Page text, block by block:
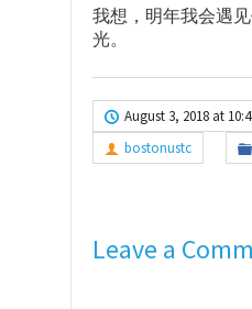
我想，明年我会遇
光。
August 3, 2018 at
bostonustc
Leave a